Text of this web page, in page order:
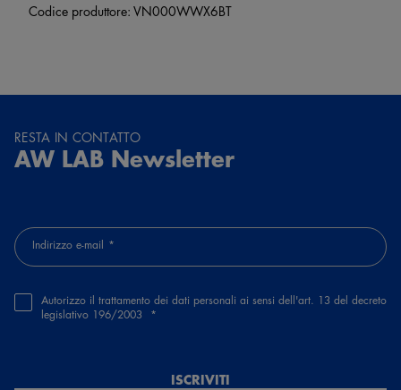
Codice produttore: VN000WWX6BT
RESTA IN CONTATTO
AW LAB Newsletter
Indirizzo e-mail
Autorizzo il trattamento dei dati personali ai sensi dell'art. 13 del decreto
legislativo 196/2003
ISCRIVITI